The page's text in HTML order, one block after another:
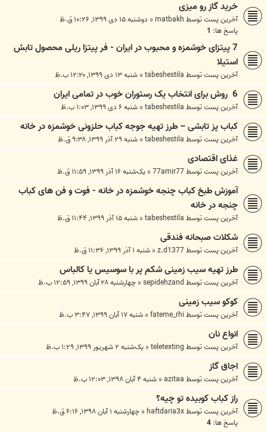
خرید گاز رو میزی
آخرین پست توسطmatbakh
« دوشنبه ۱۵ دی ۱۳۹۹, ۱۰:۲۶ ق.ظ
پاسخ ها: 1
7 پیتزای خوشمزه و محبوب در ایران - فر پیتزا ریلی محصول تابش
استیلا
آخرین پست توسطtabeshestila
« شنبه ۱۳ دی ۱۳۹۹, ۱۲:۲۰ ب.ظ
6 روش برای انتخاب یک رستوران خوب در تمامی ایران
آخرین پست توسطtabeshestila
« شنبه ۶ دی ۱۳۹۹, ۱:۰۳ ب.ظ
کباب پز تابشی – طرز تهیه جوجه کباب حلزونی خوشمزه در خانه
آخرین پست توسطtabeshestila
« شنبه ۲۹ آذر ۱۳۹۹, ۹:۳۸ ق.ظ
غذای اقتصادی
آخرین پست توسط77amir77
« یک‌شنبه ۱۶ آذر ۱۳۹۹, ۱۱:۵۹ ق.ظ
آموزش طبخ کباب چنجه خوشمزه در خانه - فوت و فن های کباب
چنجه در خانه
آخرین پست توسطtabeshestila
« شنبه ۱۵ آذر ۱۳۹۹, ۱۱:۴۴ ق.ظ
شکلات صبحانه فندقی
آخرین پست توسطz.d1377
« شنبه ۱ آذر ۱۳۹۹, ۱۱:۳۶ ق.ظ
طرز تهیه سیب زمینی شکم پر با سوسیس یا کالباس
آخرین پست توسطsepidehzand
« چهارشنبه ۲۸ آبان ۱۳۹۹, ۱۲:۵۹ ب.ظ
کوکو سیب زمینی
آخرین پست توسطfateme_rhi
« شنبه ۱۷ آبان ۱۳۹۹, ۳:۴۷ ب.ظ
انواع نان
آخرین پست توسطteletexting
« یک‌شنبه ۲ شهریور ۱۳۹۹, ۱:۲۹ ب.ظ
اجاق گاز
آخرین پست توسطazitaa
« شنبه ۴ آبان ۱۳۹۸, ۱۲:۰۳ ب.ظ
راز کباب کوبیده تو چیه؟
آخرین پست توسطhaftdaria3x
« چهارشنبه ۱ آبان ۱۳۹۸, ۶:۱۶ ق.ظ
پاسخ ها: 4